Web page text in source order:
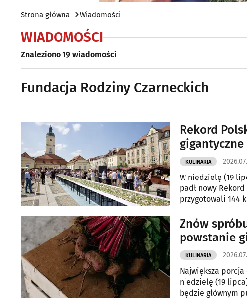
Strona główna Wiadomości
WIADOMOŚCI
Znaleziono 19 wiadomości
Fundacja Rodziny Czarneckich
Rekord
gigantyczne
KULINARIA
W niedzielę (19
padł nowy
przygotowali 144
Znów
powstanie
KULINARIA
Największa
niedzielę (19
będzie głównym